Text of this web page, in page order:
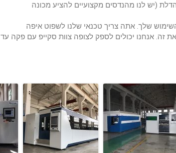
זה. אנחנו יכולים לספק לצופה צוות סקייפ עם פקה עד